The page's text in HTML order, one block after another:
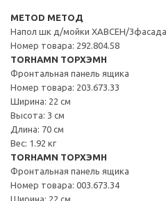
METOD МЕТОД
Напол шк д/мойки ХАВСЕН/
Номер товара: 292.804.58
TORHAMN ТОРХЭМН
Фронтальная панель ящика
Номер товара: 203.673.33
Ширина: 22 см
Высота: 3 см
Длина: 70 см
Вес: 1.92 кг
TORHAMN ТОРХЭМН
Фронтальная панель ящика
Номер товара: 003.673.34
Ширина: 22 см